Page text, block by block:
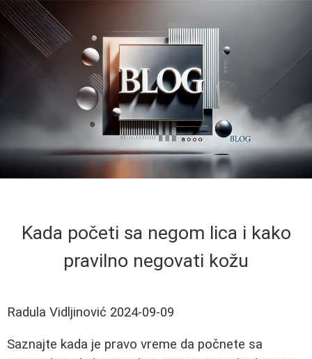
Kada početi sa negom lica i kako
pravilno negovati kožu
Radula Vidljinović 2024-09-09
Saznajte kada je pravo vreme da počnete sa